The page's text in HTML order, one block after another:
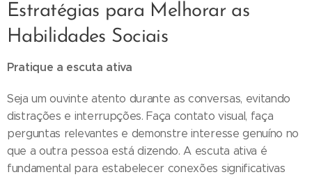
Estratégias para Melhorar as
Habilidades Sociais
Pratique a escuta ativa
Seja um ouvinte atento durante as conversas, evitando
distrações e interrupções. Faça contato visual, faça
perguntas relevantes e demonstre interesse genuíno no
que a outra pessoa está dizendo. A escuta ativa é
fundamental para estabelecer conexões significativas